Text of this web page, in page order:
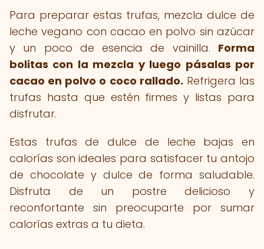
Para preparar estas trufas, mezcla dulce de
leche vegano con cacao en polvo sin azúcar
y un poco de esencia de vainilla. Forma
bolitas con la mezcla y luego pásalas por
cacao en polvo o coco rallado. Refrigera las
trufas hasta que estén firmes y listas para
disfrutar.
Estas trufas de dulce de leche bajas en
calorías son ideales para satisfacer tu antojo
de chocolate y dulce de forma saludable.
Disfruta de un postre delicioso y
reconfortante sin preocuparte por sumar
calorías extras a tu dieta.